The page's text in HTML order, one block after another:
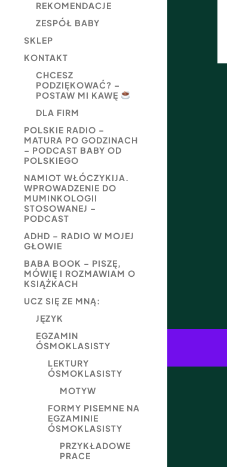
REKOMENDACJE
ZESPÓŁ BABY
SKLEP
KONTAKT
CHCESZ
PODZIĘKOWAĆ? –
POSTAW MI KAWĘ
DLA FIRM
POLSKIE RADIO –
MATURA PO GODZINACH
– PODCAST BABY OD
POLSKIEGO
NAMIOT WŁÓCZYKIJA.
WPROWADZENIE DO
MUMINKOLOGII
STOSOWANEJ –
PODCAST
ADHD – RADIO W MOJEJ
GŁOWIE
BABA BOOK – PISZĘ,
MÓWIĘ I ROZMAWIAM O
KSIĄŻKACH
UCZ SIĘ ZE MNĄ:
JĘZYK
EGZAMIN
ÓSMOKLASISTY
LEKTURY
ÓSMOKLASISTY
MOTYW
FORMY PISEMNE NA
EGZAMINIE
ÓSMOKLASISTY
PRZYKŁADOWE
PRACE